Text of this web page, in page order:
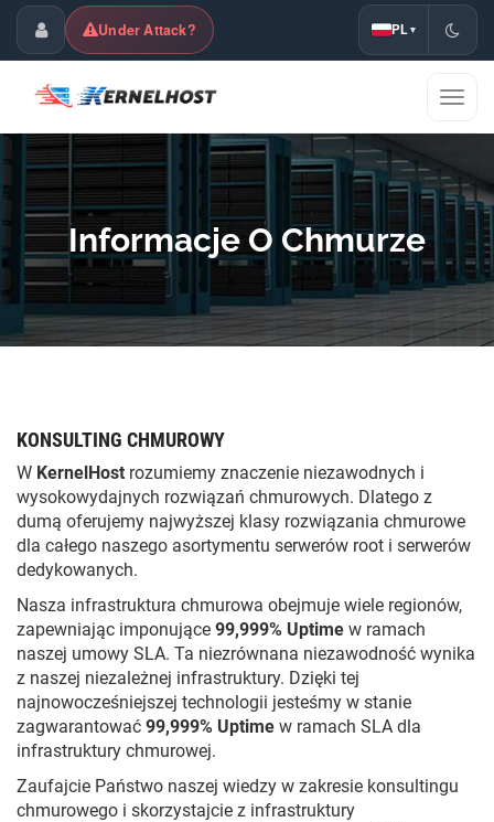
Panel klientaUnder Attack? PL ▾
Informacje O Chmurze
KONSULTING CHMUROWY
W KernelHost rozumiemy znaczenie niezawodnych i
wysokowydajnych rozwiązań chmurowych. Dlatego z
dumą oferujemy najwyższej klasy rozwiązania chmurowe
dla całego naszego asortymentu serwerów root i serwerów
dedykowanych.
Nasza infrastruktura chmurowa obejmuje wiele regionów,
zapewniając imponujące 99,999% Uptime w ramach
naszej umowy SLA. Ta niezrównana niezawodność wynika
z naszej niezależnej infrastruktury. Dzięki tej
najnowocześniejszej technologii jesteśmy w stanie
zagwarantować 99,999% Uptime w ramach SLA dla
infrastruktury chmurowej.
Zaufajcie Państwo naszej wiedzy w zakresie konsultingu
chmurowego i skorzystajcie z infrastruktury